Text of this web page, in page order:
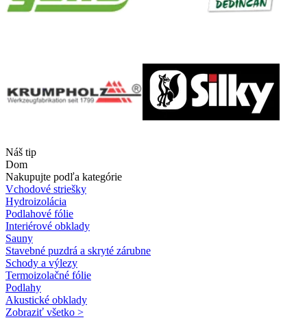
Náš tip
Dom
Nakupujte podľa kategórie
Vchodové striešky
Hydroizolácia
Podlahové fólie
Interiérové obklady
Sauny
Stavebné puzdrá a skryté zárubne
Schody a výlezy
Termoizolačné fólie
Podlahy
Akustické obklady
Zobraziť všetko >